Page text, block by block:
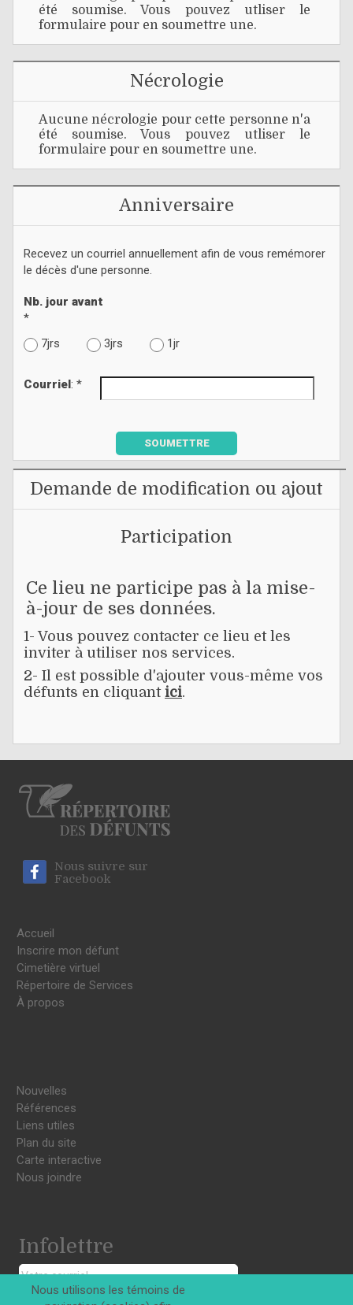
été soumise. Vous pouvez utliser le
formulaire pour en soumettre une.
Nécrologie
Aucune nécrologie pour cette personne n'a
été soumise. Vous pouvez utliser le
formulaire pour en soumettre une.
Anniversaire
Recevez un courriel annuellement afin de vous remémorer
le décès d'une personne.
Nb. jour avant
*
7jrs
3jrs 1jr
Courriel: *
SOUMETTRE
Demande de modification ou ajout
Participation
Ce lieu ne participe pas à la mise-
à-jour de ses données.
1- Vous pouvez contacter ce lieu et les
inviter à utiliser nos services.
2- Il est possible d'ajouter vous-même vos
défunts en cliquant ici.
Nous suivre sur
Facebook
Accueil
Inscrire mon défunt
Cimetière virtuel
Répertoire de Services
À propos
Nouvelles
Références
Liens utiles
Plan du site
Carte interactive
Nous joindre
Infolettre
Nous utilisons les témoins de